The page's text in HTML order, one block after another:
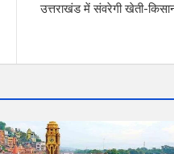
उत्तराखंड में संवरेगी खेती-